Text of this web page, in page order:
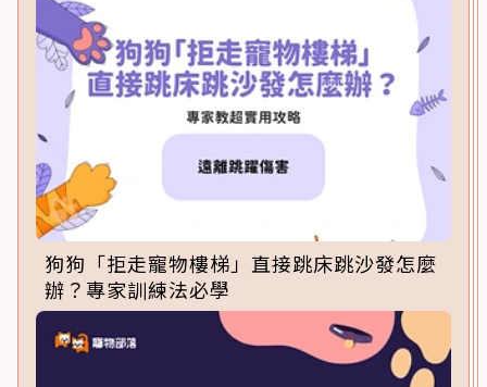
狗狗「拒走寵物樓梯」直接跳床跳沙發怎麼
辦？專家訓練法必學